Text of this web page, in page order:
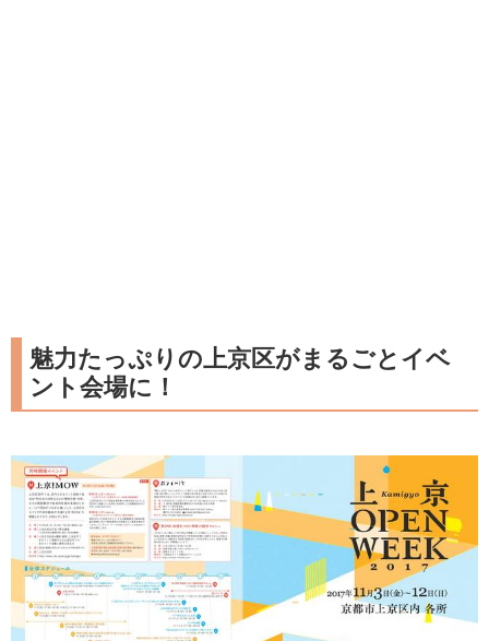
魅力たっぷりの上京区がまるごとイベ
ント会場に！